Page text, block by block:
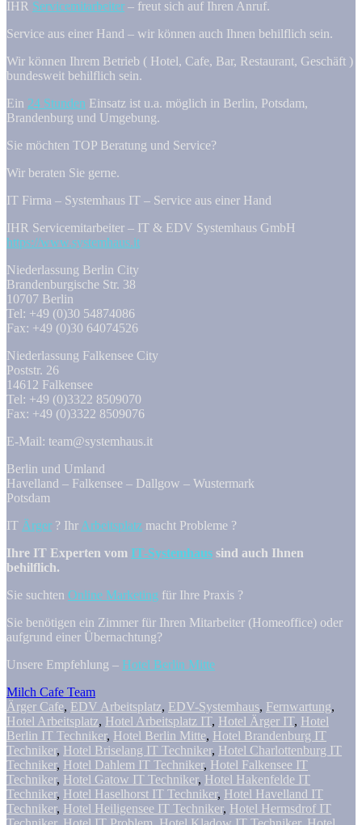
IHR Servicemitarbeiter – freut sich auf Ihren Anruf.
Service aus einer Hand – wir können auch Ihnen behilflich sein.
Wir können Ihrem Betrieb ( Hotel, Cafe, Bar, Restaurant, Geschäft )
bundesweit behilflich sein.
Ein 24 Stunden Einsatz ist u.a. möglich in Berlin, Potsdam,
Brandenburg und Umgebung.
Sie möchten TOP Beratung und Service?
Wir beraten Sie gerne.
IT Firma – Systemhaus IT – Service aus einer Hand
IHR Servicemitarbeiter – IT & EDV Systemhaus GmbH
https://www.systemhaus.it
Niederlassung Berlin City
Brandenburgische Str. 38
10707 Berlin
Tel: +49 (0)30 54874086
Fax: +49 (0)30 64074526
Niederlassung Falkensee City
Poststr. 26
14612 Falkensee
Tel: +49 (0)3322 8509070
Fax: +49 (0)3322 8509076
E-Mail: team@systemhaus.it
Berlin und Umland
Havelland – Falkensee – Dallgow – Wustermark
Potsdam
IT Ärger ? IhrArbeitsplatz macht Probleme ?
Ihre IT Experten vom IT-Systemhaus sind auch Ihnen
behilflich.
Sie suchten Online Marketing für Ihre Praxis ?
Sie benötigen ein Zimmer für Ihren Mitarbeiter (Homeoffice) oder
aufgrund einer Übernachtung?
Unsere Empfehlung – Hotel Berlin Mitte
Milch Cafe Team
Ärger Cafe, EDV Arbeitsplatz, EDV-Systemhaus, Fernwartung,
Hotel Arbeitsplatz, Hotel Arbeitsplatz IT, Hotel Ärger IT, Hotel
Berlin IT Techniker, Hotel Berlin Mitte, Hotel Brandenburg IT
Techniker, Hotel Briselang IT Techniker, Hotel Charlottenburg IT
Techniker, Hotel Dahlem IT Techniker, Hotel Falkensee IT
Techniker, Hotel Gatow IT Techniker, Hotel Hakenfelde IT
Techniker, Hotel Haselhorst IT Techniker, Hotel Havelland IT
Techniker, Hotel Heiligensee IT Techniker, Hotel Hermsdrof IT